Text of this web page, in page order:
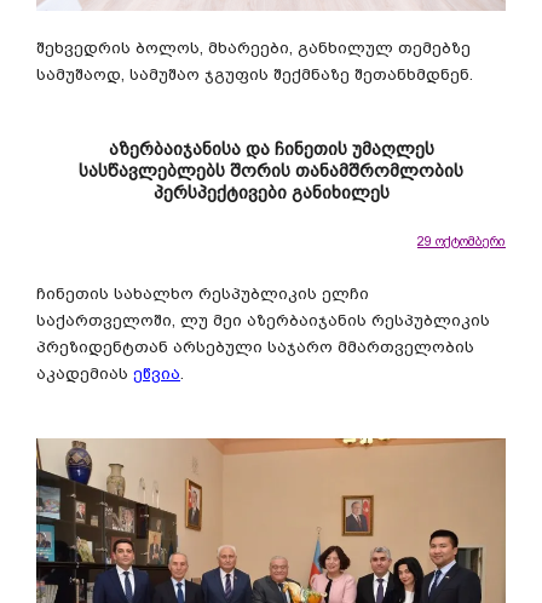
შეხვედრის ბოლოს, მხარეები, განხილულ თემებზე
სამუშაოდ, სამუშაო ჯგუფის შექმნაზე შეთანხმდნენ.
აზერბაიჯანისა და ჩინეთის უმაღლეს
სასწავლებლებს შორის თანამშრომლობის
პერსპექტივები განიხილეს
29 ოქტომბერი
ჩინეთის სახალხო რესპუბლიკის ელჩი
საქართველოში, ლუ მეი აზერბაიჯანის რესპუბლიკის
პრეზიდენტთან არსებული საჯარო მმართველობის
აკადემიას ეწვია.